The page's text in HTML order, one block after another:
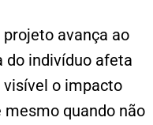
avança ao
do indivíduo afeta
o impacto
mesmo quando não